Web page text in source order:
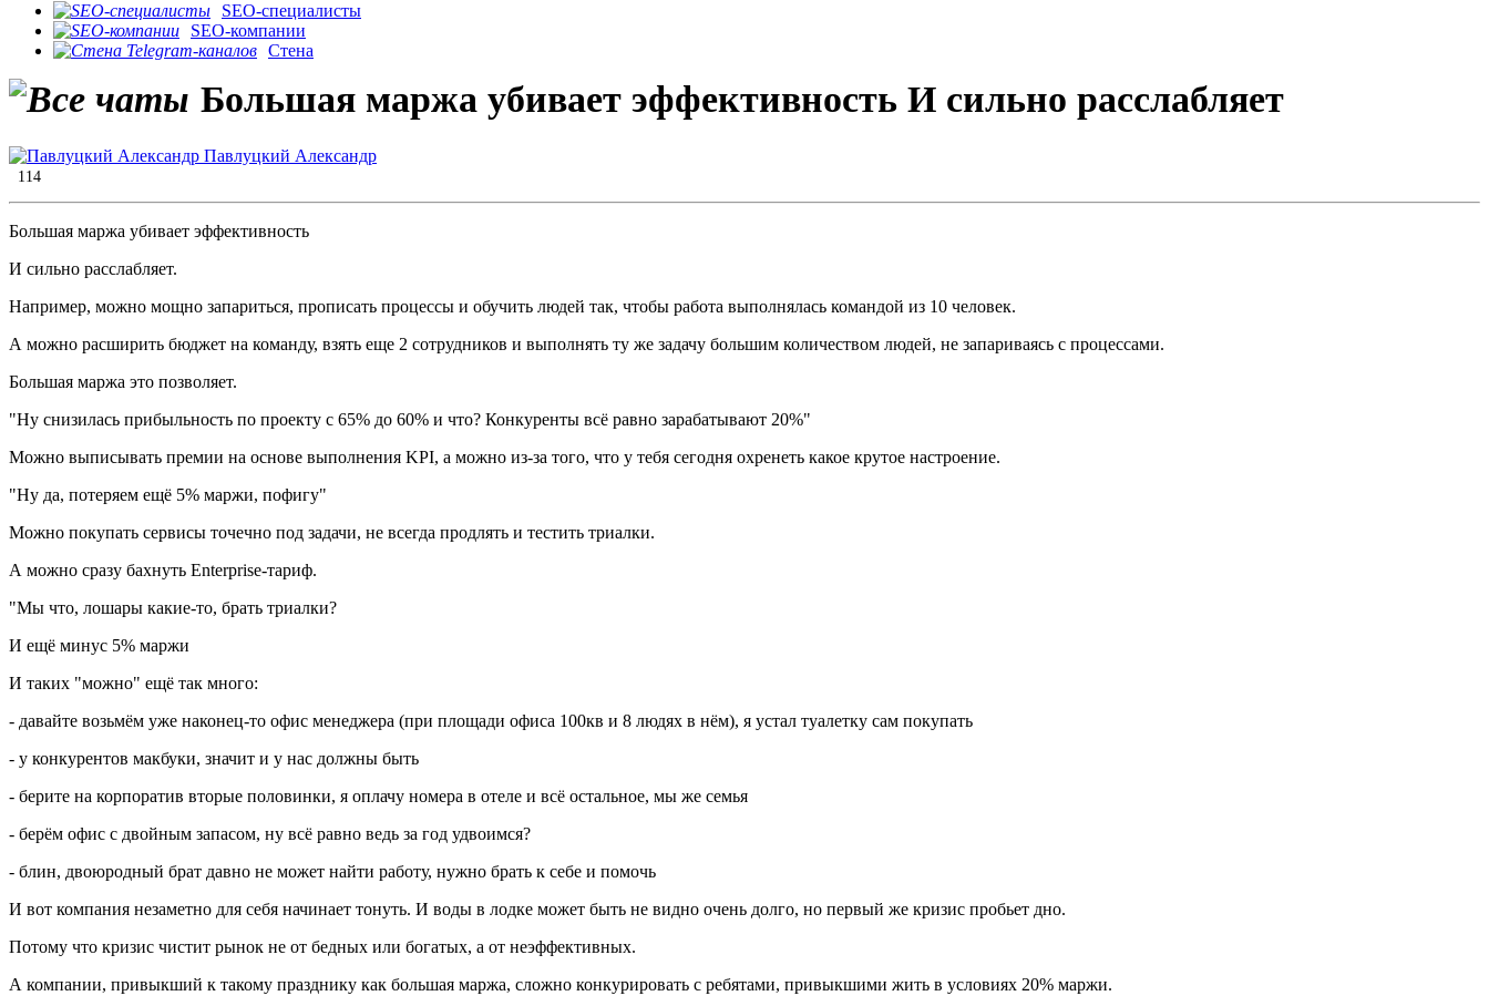
SEO-специалисты
SEO-компании
Стена
Большая маржа убивает эффективность И сильно расслабляет
Павлуцкий Александр
114
Большая маржа убивает эффективность
И сильно расслабляет.
Например, можно мощно запариться, прописать процессы и обучить людей так, чтобы работа выполнялась командой из 10 человек.
А можно расширить бюджет на команду, взять еще 2 сотрудников и выполнять ту же задачу большим количеством людей, не запариваясь с процессами.
Большая маржа это позволяет.
"Ну снизилась прибыльность по проекту с 65% до 60% и что? Конкуренты всё равно зарабатывают 20%"
Можно выписывать премии на основе выполнения KPI, а можно из-за того, что у тебя сегодня охренеть какое крутое настроение.
"Ну да, потеряем ещё 5% маржи, пофигу"
Можно покупать сервисы точечно под задачи, не всегда продлять и тестить триалки.
А можно сразу бахнуть Enterprise-тариф.
"Мы что, лошары какие-то, брать триалки?
И ещё минус 5% маржи
И таких "можно" ещё так много:
- давайте возьмём уже наконец-то офис менеджера (при площади офиса 100кв и 8 людях в нём), я устал туалетку сам покупать
- у конкурентов макбуки, значит и у нас должны быть
- берите на корпоратив вторые половинки, я оплачу номера в отеле и всё остальное, мы же семья
- берём офис с двойным запасом, ну всё равно ведь за год удвоимся?
- блин, двоюродный брат давно не может найти работу, нужно брать к себе и помочь
И вот компания незаметно для себя начинает тонуть. И воды в лодке может быть не видно очень долго, но первый же кризис пробьет дно.
Потому что кризис чистит рынок не от бедных или богатых, а от неэффективных.
А компании, привыкший к такому празднику как большая маржа, сложно конкурировать с ребятами, привыкшими жить в условиях 20% маржи.